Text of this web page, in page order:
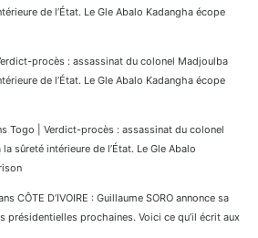
de l’État. Le Gle Abalo Kadangha écope
procès : assassinat du colonel Madjoulba
de l’État. Le Gle Abalo Kadangha écope
Togo | Verdict-procès : assassinat du colonel
sûreté intérieure de l’État. Le Gle Abalo
CÔTE D’IVOIRE : Guillaume SORO annonce sa
présidentielles prochaines. Voici ce qu’il écrit aux